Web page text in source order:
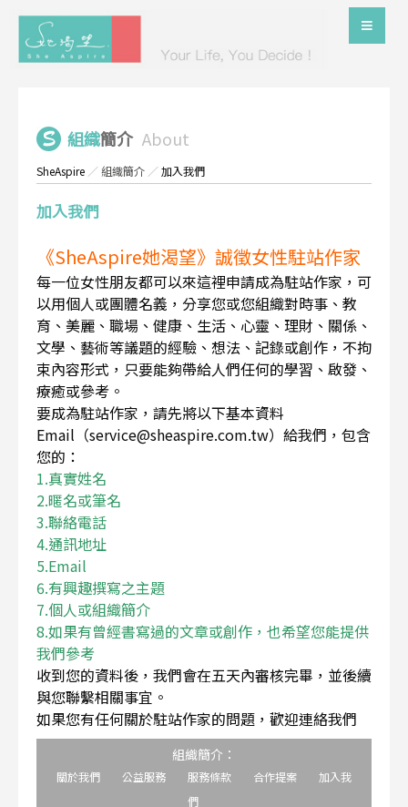
組織簡介 About
SheAspire ／組織簡介 ／加入我們
加入我們
《SheAspire她渴望》誠徵女性駐站作家
每一位女性朋友都可以來這裡申請成為駐站作家，可
以用個人或團體名義，分享您或您組織對時事、教
育、美麗、職場、健康、生活、心靈、理財、關係、
文學、藝術等議題的經驗、想法、記錄或創作，不拘
束內容形式，只要能夠帶給人們任何的學習、啟發、
療癒或參考。
要成為駐站作家，請先將以下基本資料
Email（service@sheaspire.com.tw）給我們，包含
您的：
1.真實姓名
2.暱名或筆名
3.聯絡電話
4.通訊地址
5.Email
6.有興趣撰寫之主題
7.個人或組織簡介
8.如果有曾經書寫過的文章或創作，也希望您能提供
我們參考
收到您的資料後，我們會在五天內審核完畢，並後續
與您聯繫相關事宜。
如果您有任何關於駐站作家的問題，歡迎連絡我們
組織簡介：
關於我們 公益服務 服務條款 合作提案
加入我
們